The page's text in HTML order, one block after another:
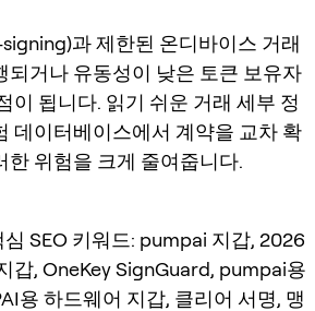
과 제한된 온디바이스 거래
되거나 유동성이 낮은 토큰 보유자
이 됩니다. 읽기 쉬운 거래 세부 정
데이터베이스에서 계약을 교차 확
한 위험을 크게 줄여줍니다.
SEO 키워드: pumpai 지갑, 2026
갑, OneKey SignGuard, pumpai용
용 하드웨어 지갑, 클리어 서명, 맹